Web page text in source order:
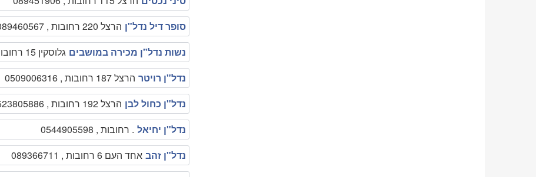
סופר דיל נדל"ן הרצל 220 רחובות , 089460567
נשות נדל"ן מכירה במושבים גלוסקין 15 רחובות , 0522504254
נדל"ן רויטר הרצל 187 רחובות , 0509006316
נדל"ן כחול לבן הרצל 192 רחובות , 0523805886
נדל"ן יחיאל . רחובות , 0544905598
נדל"ן זהב אחד העם 6 רחובות , 089366711